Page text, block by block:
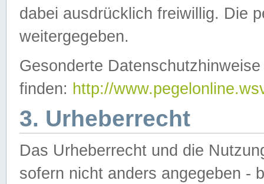
dabei ausdrücklich freiwillig. Die
weitergegeben.
Gesonderte
finden: http://
3. Urheberrecht
Das Urheberrecht und die
sofern nicht anders angegeben -